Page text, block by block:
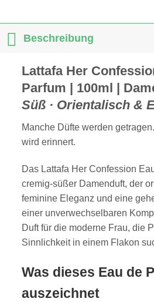
Beschreibung
Lattafa Her
Parfum | 100ml |
Süß · Orientalisch &
Manche Düfte werden
wird erinnert.
Das Lattafa Her Confession
cremig-süßer Damenduft, der
feminine Eleganz und eine
einer unverwechselbaren
Duft für die moderne Frau, die
Sinnlichkeit in einem Flakon
Was dieses Eau de
auszeichnet